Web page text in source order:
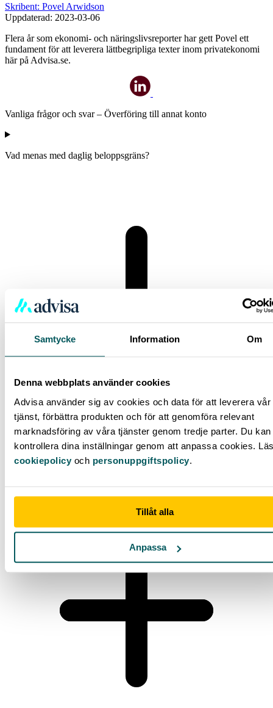
Samtycke Information Om
Denna webbplats använder cookies
Advisa använder sig av cookies och data för att leverera vår
tjänst, förbättra produkten och för att genomföra relevant
marknadsföring av våra tjänster genom tredje parter. Du
kontrollera dina inställningar genom att anpassa cookies.
cookiepolicyoch personuppgiftspolicy.
Tillåt alla
Anpassa
Skribent: Povel Arwidson
Uppdaterad: 2023-03-06
Flera år som ekonomi- och näringslivsreporter har gett Povel ett
fundament för att leverera lättbegripliga texter inom privatekonomi
här på Advisa.se.
Vanliga frågor och svar – Överföring till annat konto
Vad menas med daglig beloppsgräns?
Varför finns beloppsgränser?